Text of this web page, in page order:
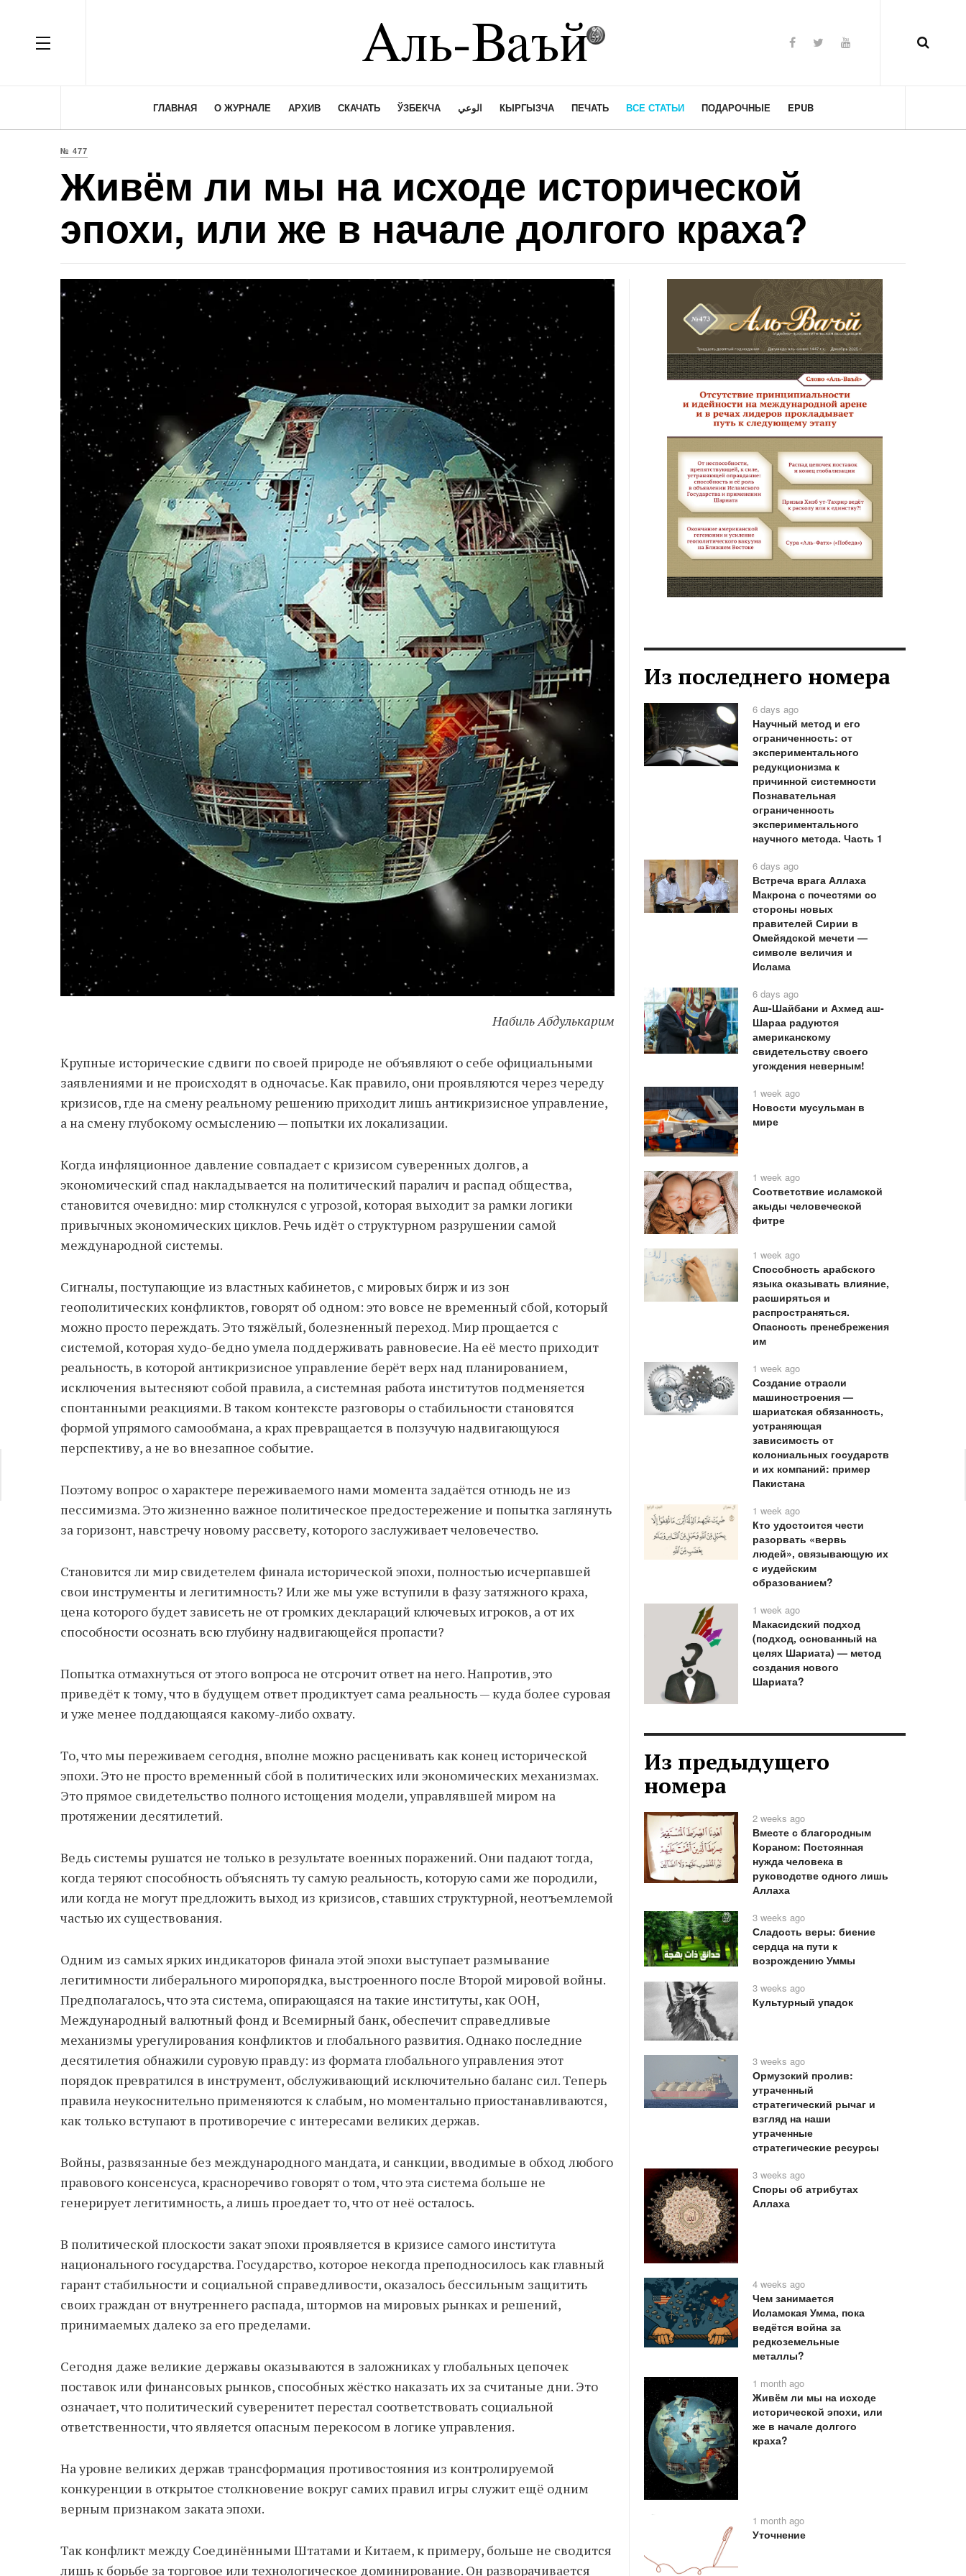
OFF CANVAS
ГЛАВНАЯ О ЖУРНАЛЕ АРХИВ СКАЧАТЬ ЎЗБЕКЧА الوعي КЫРГЫЗЧА ПЕЧАТЬ ВСЕ СТАТЬИ ПОДАРОЧНЫЕ EPUB
№ 477
Живём ли мы на исходе исторической
эпохи, или же в начале долгого краха?
Набиль Абдулькарим
Крупные исторические сдвиги по своей природе не объявляют о себе официальными
заявлениями и не происходят в одночасье. Как правило, они проявляются через череду
кризисов, где на смену реальному решению приходит лишь антикризисное управление,
а на смену глубокому осмыслению — попытки их локализации.
Когда инфляционное давление совпадает с кризисом суверенных долгов, а
экономический спад накладывается на политический паралич и распад общества,
становится очевидно: мир столкнулся с угрозой, которая выходит за рамки логики
привычных экономических циклов. Речь идёт о структурном разрушении самой
международной системы.
Сигналы, поступающие из властных кабинетов, с мировых бирж и из зон
геополитических конфликтов, говорят об одном: это вовсе не временный сбой, который
можно просто переждать. Это тяжёлый, болезненный переход. Мир прощается с
системой, которая худо-бедно умела поддерживать равновесие. На её место приходит
реальность, в которой антикризисное управление берёт верх над планированием,
исключения вытесняют собой правила, а системная работа институтов подменяется
спонтанными реакциями. В таком контексте разговоры о стабильности становятся
формой упрямого самообмана, а крах превращается в ползучую надвигающуюся
перспективу, а не во внезапное событие.
Поэтому вопрос о характере переживаемого нами момента задаётся отнюдь не из
пессимизма. Это жизненно важное политическое предостережение и попытка заглянуть
за горизонт, навстречу новому рассвету, которого заслуживает человечество.
Становится ли мир свидетелем финала исторической эпохи, полностью исчерпавшей
свои инструменты и легитимность? Или же мы уже вступили в фазу затяжного краха,
цена которого будет зависеть не от громких деклараций ключевых игроков, а от их
способности осознать всю глубину надвигающейся пропасти?
Попытка отмахнуться от этого вопроса не отсрочит ответ на него. Напротив, это
приведёт к тому, что в будущем ответ продиктует сама реальность — куда более суровая
и уже менее поддающаяся какому-либо охвату.
То, что мы переживаем сегодня, вполне можно расценивать как конец исторической
эпохи. Это не просто временный сбой в политических или экономических механизмах.
Это прямое свидетельство полного истощения модели, управлявшей миром на
протяжении десятилетий.
Ведь системы рушатся не только в результате военных поражений. Они падают тогда,
когда теряют способность объяснять ту самую реальность, которую сами же породили,
или когда не могут предложить выход из кризисов, ставших структурной, неотъемлемой
частью их существования.
Одним из самых ярких индикаторов финала этой эпохи выступает размывание
легитимности либерального миропорядка, выстроенного после Второй мировой войны.
Предполагалось, что эта система, опирающаяся на такие институты, как ООН,
Международный валютный фонд и Всемирный банк, обеспечит справедливые
механизмы урегулирования конфликтов и глобального развития. Однако последние
десятилетия обнажили суровую правду: из формата глобального управления этот
порядок превратился в инструмент, обслуживающий исключительно баланс сил. Теперь
правила неукоснительно применяются к слабым, но моментально приостанавливаются,
как только вступают в противоречие с интересами великих держав.
Войны, развязанные без международного мандата, и санкции, вводимые в обход любого
правового консенсуса, красноречиво говорят о том, что эта система больше не
генерирует легитимность, а лишь проедает то, что от неё осталось.
В политической плоскости закат эпохи проявляется в кризисе самого института
национального государства. Государство, которое некогда преподносилось как главный
гарант стабильности и социальной справедливости, оказалось бессильным защитить
своих граждан от внутреннего распада, штормов на мировых рынках и решений,
принимаемых далеко за его пределами.
Сегодня даже великие державы оказываются в заложниках у глобальных цепочек
поставок или финансовых рынков, способных жёстко наказать их за считаные дни. Это
означает, что политический суверенитет перестал соответствовать социальной
ответственности, что является опасным перекосом в логике управления.
На уровне великих держав трансформация противостояния из контролируемой
конкуренции в открытое столкновение вокруг самих правил игры служит ещё одним
верным признаком заката эпохи.
Так конфликт между Соединёнными Штатами и Китаем, к примеру, больше не сводится
лишь к борьбе за торговое или технологическое доминирование. Он разворачивается
Из последнего номера
6 days ago
Научный метод и его
ограниченность: от
экспериментального
редукционизма к
причинной системности
Познавательная
ограниченность
экспериментального
научного метода. Часть 1
6 days ago
Встреча врага Аллаха
Макрона с почестями со
стороны новых
правителей Сирии в
Омейядской мечети —
символе величия и
Ислама
6 days ago
Аш-Шайбани и Ахмед аш-
Шараа радуются
американскому
свидетельству своего
угождения неверным!
1 week ago
Новости мусульман в
мире
1 week ago
Соответствие исламской
акыды человеческой
фитре
1 week ago
Способность арабского
языка оказывать влияние,
расширяться и
распространяться.
Опасность пренебрежения
им
1 week ago
Создание отрасли
машиностроения —
шариатская обязанность,
устраняющая
зависимость от
колониальных государств
и их компаний: пример
Пакистана
1 week ago
Кто удостоится чести
разорвать «вервь
людей», связывающую их
с иудейским
образованием?
1 week ago
Макасидский подход
(подход, основанный на
целях Шариата) — метод
создания нового
Шариата?
Из предыдущего
номера
2 weeks ago
Вместе с благородным
Кораном: Постоянная
нужда человека в
руководстве одного лишь
Аллаха
3 weeks ago
Сладость веры: биение
сердца на пути к
возрождению Уммы
3 weeks ago
Культурный упадок
3 weeks ago
Ормузский пролив:
утраченный
стратегический рычаг и
взгляд на наши
утраченные
стратегические ресурсы
3 weeks ago
Споры об атрибутах
Аллаха
4 weeks ago
Чем занимается
Исламская Умма, пока
ведётся война за
редкоземельные
металлы?
1 month ago
Живём ли мы на исходе
исторической эпохи, или
же в начале долгого
краха?
1 month ago
Уточнение